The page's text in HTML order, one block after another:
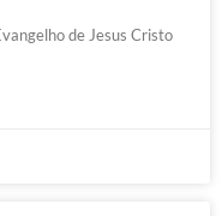
de Jesus Cristo